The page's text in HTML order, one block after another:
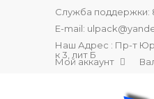
Служба поддержки:
E-mail:
Наш Адрес : Пр-т
к 3, лит Б
Мой аккаунт